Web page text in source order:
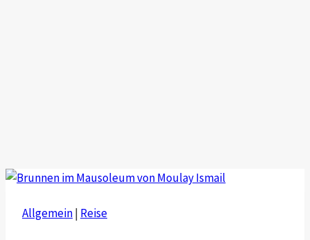
Allgemein| Reise